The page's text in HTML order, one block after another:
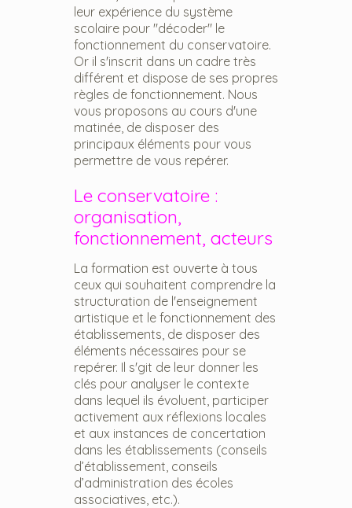
leur expérience du système
scolaire pour "décoder" le
fonctionnement du conservatoire.
Or il s'inscrit dans un cadre très
différent et dispose de ses propres
règles de fonctionnement. Nous
vous proposons au cours d'une
matinée, de disposer des
principaux éléments pour vous
permettre de vous repérer.
Le conservatoire :
organisation,
fonctionnement, acteurs
La formation est ouverte à tous
ceux qui souhaitent comprendre la
structuration de l'enseignement
artistique et le fonctionnement des
établissements, de disposer des
éléments nécessaires pour se
repérer. Il s'git de leur donner les
clés pour analyser le contexte
dans lequel ils évoluent, participer
activement aux réflexions locales
et aux instances de concertation
dans les établissements (conseils
d’établissement, conseils
d’administration des écoles
associatives, etc.).